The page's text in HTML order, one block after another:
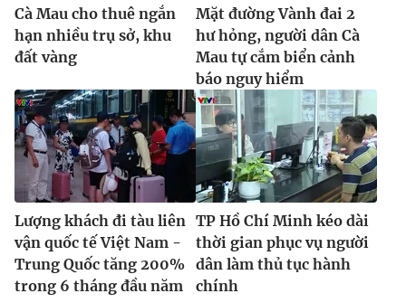
Cà Mau cho thuê ngắn
hạn nhiều trụ sở, khu
đất vàng
Mặt đường Vành đai 2
hư hỏng, người dân Cà
Mau tự cắm biển cảnh
báo nguy hiểm
Lượng khách đi tàu liên
vận quốc tế Việt Nam -
Trung Quốc tăng 200%
trong 6 tháng đầu năm
TP Hồ Chí Minh kéo dài
thời gian phục vụ người
dân làm thủ tục hành
chính